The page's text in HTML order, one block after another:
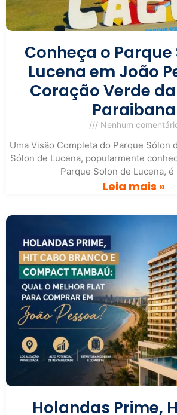
Conheça o Parque
Lucena em João
Coração Verde
Paraibana
Nenhum
Uma Visão Completa do Parque Sólon
Sólon de Lucena, popularmente
Parque Solon de Lucena, é
Leia mais »
Holandas Prime,